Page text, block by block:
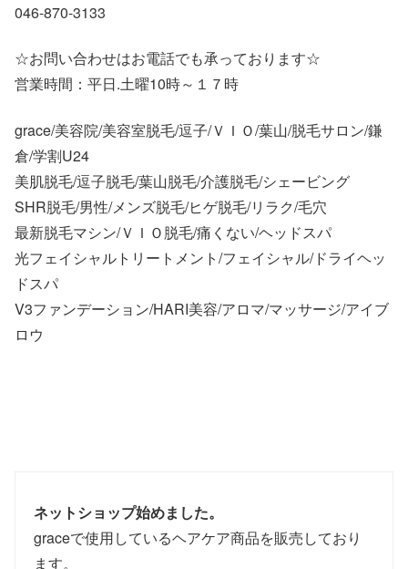
046-870-3133
☆お問い合わせはお電話でも承っております☆
営業時間：平日.土曜10時～１７時
grace/美容院/美容室脱毛/逗子/ＶＩＯ/葉山/脱毛サロン/鎌
倉/学割U24
美肌脱毛/逗子脱毛/葉山脱毛/介護脱毛/シェービング
SHR脱毛/男性/メンズ脱毛/ヒゲ脱毛/リラク/毛穴
最新脱毛マシン/ＶＩＯ脱毛/痛くない/ヘッドスパ
光フェイシャルトリートメント/フェイシャル/ドライヘッ
ドスパ
V3ファンデーション/HARI美容/アロマ/マッサージ/アイブ
ロウ
ネットショップ始めました。
graceで使用しているヘアケア商品を販売しており
ます。